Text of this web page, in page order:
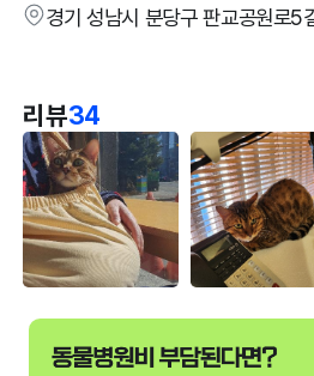
경기 성남시 분당구 판교공원로5
리뷰34